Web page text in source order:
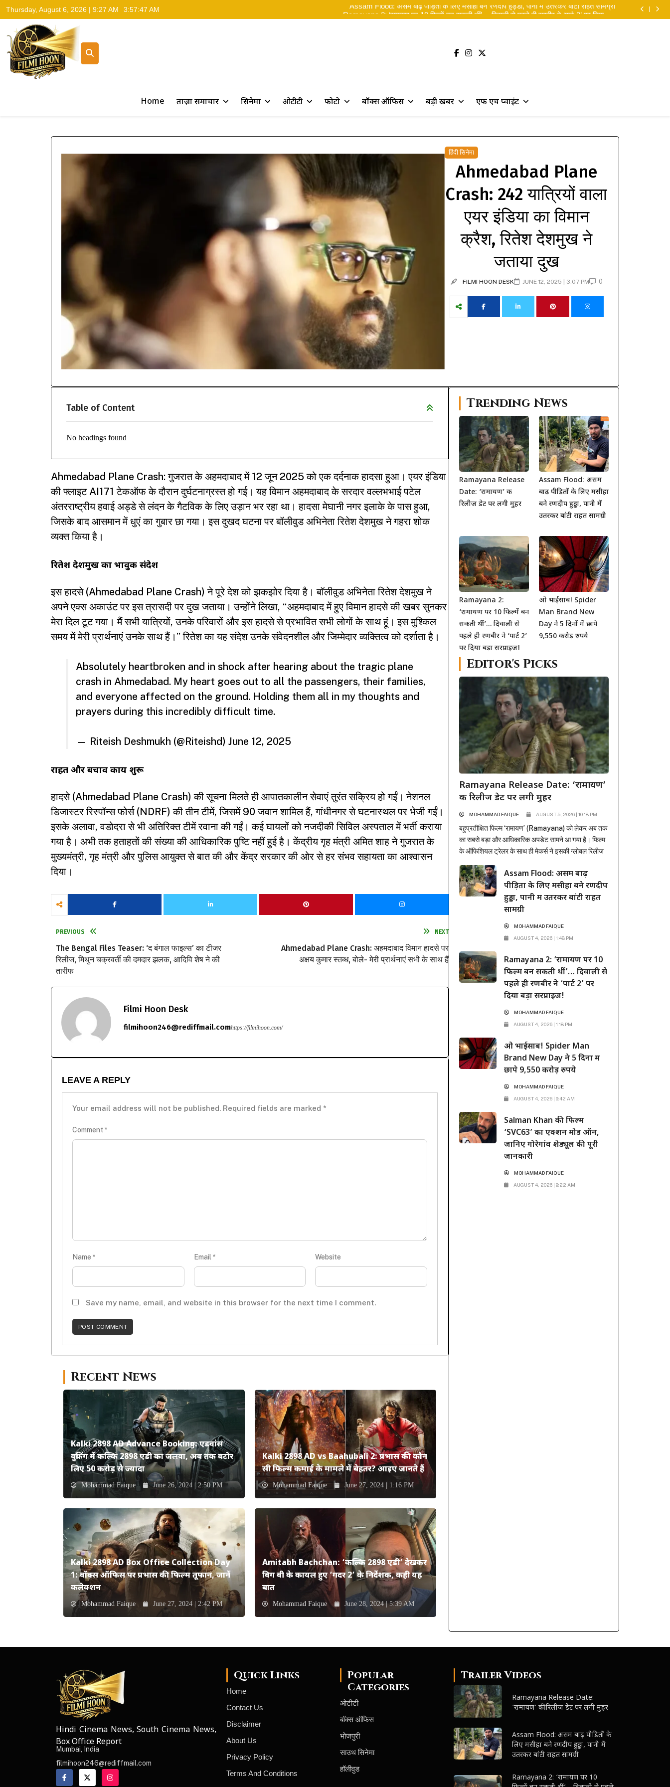
Thursday, August 6, 2026 | 9:27 AM 3:57:48 AM
Ramayana 2: ‘रामायण पर 10 फिल्में बन सकती थीं’… दिवाली से पहले ही रणबीर ने ‘पार्ट 2’ पर दिया बड़ा
सरप्राइज!
ओ भाईसाब! Spider Man Brand New Day ने 5 दिनों में छापे 9,550 करोड़ रुपये
ओ भाईसाब! Spider Man Brand New Day ने 5 दिनों में छापे 9,550 करोड़ रुपये
Filmi Hoon Home ताज़ा समाचार सिनेमा ओटीटी फोटो बॉक्स ऑफिस बड़ी खबर एफ एच प्वाइंट
हिंदी सिनेमा
Ahmedabad Plane
Crash: 242 यात्रियों वाला
एयर इंडिया का विमान
क्रैश, रितेश देशमुख ने
जताया दुख
FILMI HOON DESK JUNE 12, 2025 | 3:07 PM 0
Table of Content
No headings found
Ahmedabad Plane Crash: गुजरात के अहमदाबाद में 12 जून 2025 को एक दर्दनाक हादसा हुआ। एयर इंडिया
की फ्लाइट AI171 टेकऑफ के दौरान दुर्घटनाग्रस्त हो गई। यह विमान अहमदाबाद के सरदार वल्लभभाई पटेल
अंतरराष्ट्रीय हवाई अड्डे से लंदन के गैटविक के लिए उड़ान भर रहा था। हादसा मेघानी नगर इलाके के पास हुआ,
जिसके बाद आसमान में धुएं का गुबार छा गया। इस दुखद घटना पर बॉलीवुड अभिनेता रितेश देशमुख ने गहरा शोक
व्यक्त किया है।
रितेश देशमुख का भावुक संदेश
इस हादसे (Ahmedabad Plane Crash) ने पूरे देश को झकझोर दिया है। बॉलीवुड अभिनेतारितेश देशमुखने
अपने एक्स अकाउंट पर इस त्रासदी पर दुख जताया। उन्होंने लिखा, “अहमदाबाद में हुए विमान हादसे की खबर सुनकर
मेरा दिल टूट गया। मैं सभी यात्रियों, उनके परिवारों और इस हादसे से प्रभावित सभी लोगों के साथ हूं। इस मुश्किल
समय में मेरी प्रार्थनाएं उनके साथ हैं।” रितेश का यह संदेश उनके संवेदनशील और जिम्मेदार व्यक्तित्व को दर्शाता है।
Absolutely heartbroken and in shock after hearing about the tragic plane
crash in Ahmedabad. My heart goes out to all the passengers, their families,
and everyone affected on the ground. Holding them all in my thoughts and
prayers during this incredibly difficult time.
— Riteish Deshmukh (@Riteishd) June 12, 2025
राहत और बचाव कार्य शुरू
हादसे (Ahmedabad Plane Crash) की सूचना मिलते ही आपातकालीन सेवाएं तुरंत सक्रिय हो गईं। नेशनल
डिजास्टर रिस्पॉन्स फोर्स (NDRF) की तीन टीमें, जिसमें 90 जवान शामिल हैं, गांधीनगर से घटनास्थल पर भेजी गईं।
इसके अलावा, वडोदरा से भी अतिरिक्त टीमें रवाना की गईं। कई घायलों को नजदीकी सिविल अस्पताल में भर्ती कराया
गया है। अभी तक हताहतों की संख्या की आधिकारिक पुष्टि नहीं हुई है। केंद्रीय गृह मंत्री अमित शाह ने गुजरात के
मुख्यमंत्री, गृह मंत्री और पुलिस आयुक्त से बात की और केंद्र सरकार की ओर से हर संभव सहायता का आश्वासन
दिया।
PREVIOUS
The Bengal Files Teaser: ‘द बंगाल फाइल्स’ का टीजर
रिलीज, मिथुन चक्रवर्ती की दमदार झलक, आदिवि शेष ने की
तारीफ
NEXT
Ahmedabad Plane Crash: अहमदाबाद विमान हादसे पर
अक्षय कुमार स्तब्ध, बोले- मेरी प्रार्थनाएं सभी के साथ हैं
Filmi Hoon Desk
filmihoon246@rediffmail.comhttps://filmihoon.com/
LEAVE A REPLY
Your email address will not be published. Required fields are marked *
Comment *
Name * Email * Website
Save my name, email, and website in this browser for the next time I comment.
Recent News
Kalki 2898 AD Advance Booking: एडवांस
बुकिंग में कल्कि 2898 एडी का जलवा, अब तक बटोर
लिए 50 करोड़ से ज्यादा
Mohammad Faique June 26, 2024 | 2:50 PM
Kalki 2898 AD vs Baahubali 2: प्रभास की कौन
सी फिल्म कमाई के मामले में बेहतर? आइए जानते हैं
Mohammad Faique June 27, 2024 | 1:16 PM
Kalki 2898 AD Box Office Collection Day
1: बॉक्स ऑफिस पर प्रभास की फिल्म तूफान, जानें
कलेक्शन
Mohammad Faique June 27, 2024 | 2:42 PM
Amitabh Bachchan: ‘कल्कि 2898 एडी’ देखकर
बिग बी के कायल हुए ‘गदर 2’ के निर्देशक, कही यह
बात
Mohammad Faique June 28, 2024 | 5:39 AM
Trending News
Ramayana Release
Date: ‘रामायण’ की
रिलीज डेट पर लगी मुहर
Assam Flood: असम
बाढ़ पीड़ितों के लिए मसीहा
बने रणदीप हुड्डा, पानी में
उतरकर बांटी राहत सामग्री
Ramayana 2:
‘रामायण पर 10 फिल्में बन
सकती थीं’… दिवाली से
पहले ही रणबीर ने ‘पार्ट 2’
पर दिया बड़ा सरप्राइज!
ओ भाईसाब! Spider
Man Brand New
Day ने 5 दिनों में छापे
9,550 करोड़ रुपये
Editor's Picks
Ramayana Release Date: ‘रामायण’
की रिलीज डेट पर लगी मुहर
MOHAMMAD FAIQUE AUGUST 5, 2026 | 10:18 PM
बहुप्रतीक्षित फिल्म ‘रामायण’ (Ramayana) को लेकर अब तक
का सबसे बड़ा और आधिकारिक अपडेट सामने आ गया है। फिल्म
के ऑफिशियल ट्रेलर के साथ ही मेकर्स ने इसकी ग्लोबल रिलीज
डिस्ट्रीब्यूशन जायंट सोनी पिक्चर्स ने मुहर लगा दी है कि यह भव्य
महाकाव्य 6 नवंबर...
Assam Flood: असम बाढ़
पीड़ितों के लिए मसीहा बने रणदीप
हुड्डा, पानी में उतरकर बांटी राहत
सामग्री
MOHAMMAD FAIQUE
AUGUST 4, 2026 | 1:48 PM
Ramayana 2: ‘रामायण पर 10
फिल्में बन सकती थीं’… दिवाली से
पहले ही रणबीर ने ‘पार्ट 2’ पर
दिया बड़ा सरप्राइज!
MOHAMMAD FAIQUE
AUGUST 4, 2026 | 1:18 PM
ओ भाईसाब! Spider Man
Brand New Day ने 5 दिनों में
छापे 9,550 करोड़ रुपये
MOHAMMAD FAIQUE
AUGUST 4, 2026 | 9:42 AM
Salman Khan की फिल्म
‘SVC63’ का एक्शन मोड ऑन,
जानिए गोरेगांव शेड्यूल की पूरी
जानकारी
MOHAMMAD FAIQUE
AUGUST 4, 2026 | 9:22 AM
NEWS ELEMENTOR
Hindi Cinema News, South Cinema News,
Box Office Report
Mumbai, India
filmihoon246@rediffmail.com
Quick Links
Home
Contact Us
Disclaimer
About Us
Privacy Policy
Terms And Conditions
Popular
Categories
ओटीटी
बॉक्स ऑफिस
भोजपुरी
साउथ सिनेमा
हॉलीवुड
Trailer Videos
Ramayana Release Date:
‘रामायण’ की रिलीज डेट पर लगी मुहर
Assam Flood: असम बाढ़ पीड़ितों के
लिए मसीहा बने रणदीप हुड्डा, पानी में
उतरकर बांटी राहत सामग्री
Ramayana 2: ‘रामायण पर 10